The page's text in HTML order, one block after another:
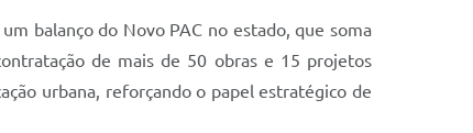
balanço do Novo PAC no estado, que soma
de mais de 50 obras e 15 projetos
urbana, reforçando o papel estratégico de